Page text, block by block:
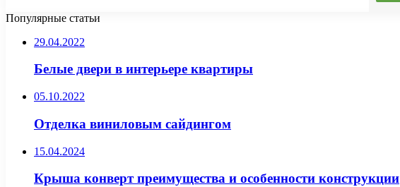
Популярные статьи
29.04.2022
Белые двери в интерьере квартиры
05.10.2022
Отделка виниловым сайдингом
15.04.2024
Крыша конверт преимущества и особенности конструкции